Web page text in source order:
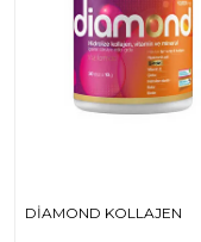
DİAMOND KOLLAJEN